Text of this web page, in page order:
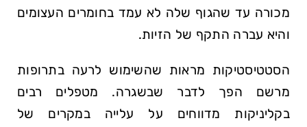
מכורה עד שהגוף ⁣שלה לא עמד בחומרים העצומים
והיא עברה ⁤התקף של ⁣הזיות.
הסטטיסטיקות מראות שהשימוש לרעה בתרופות
מרשם הפך‌ לדבר שבשגרה. מטפלים רבים
בקליניקות מדווחים על ⁢עלייה במקרים של